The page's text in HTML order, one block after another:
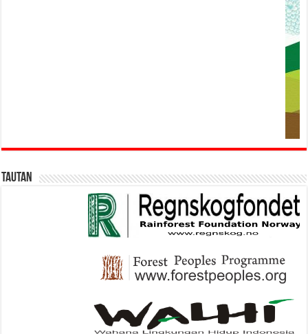
Tautan